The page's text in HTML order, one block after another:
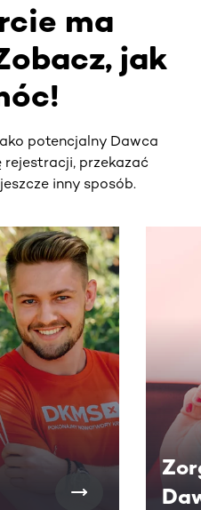
ma
jak
potencjalny Dawca
rejestracji, przekazać
inny sposób.
w poziomie. Użyj